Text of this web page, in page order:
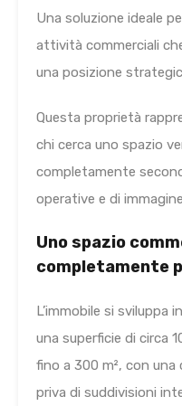
Una soluzione ideale
attività commerciali
una posizione
Questa proprietà
chi cerca uno spazio
completamente
operative e di
Uno spazio
completamente
L’immobile si sviluppa
una superficie di circa
fino a 300 m², con
priva di suddivisioni